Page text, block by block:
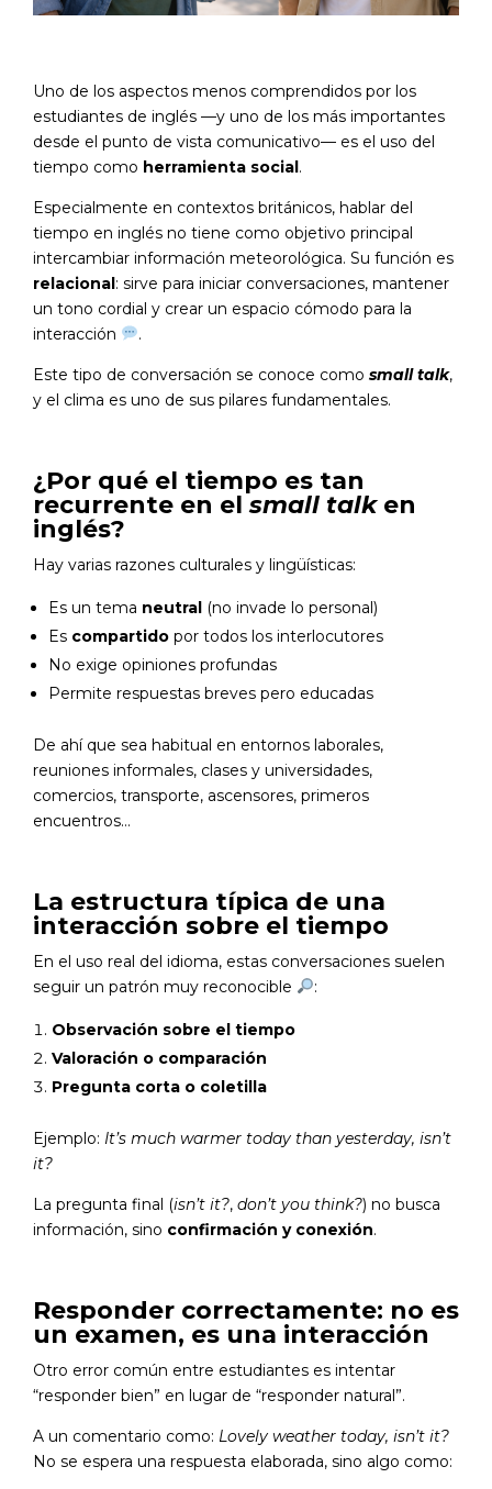
Uno de los aspectos menos comprendidos por los
estudiantes de inglés —y uno de los más importantes
desde el punto de vista comunicativo— es el uso del
tiempo como herramienta social.
Especialmente en contextos británicos, hablar del
tiempo en inglés no tiene como objetivo principal
intercambiar información meteorológica. Su función es
relacional: sirve para iniciar conversaciones, mantener
un tono cordial y crear un espacio cómodo para la
interacción
.
Este tipo de conversación se conoce como small talk,
y el clima es uno de sus pilares fundamentales.
¿Por qué el tiempo es tan
recurrente en elsmall talken
inglés?
Hay varias razones culturales y lingüísticas:
Es un tema neutral (no invade lo personal)
Es compartido por todos los interlocutores
No exige opiniones profundas
Permite respuestas breves pero educadas
De ahí que sea habitual en entornos laborales,
reuniones informales, clases y universidades,
comercios, transporte, ascensores, primeros
encuentros…
La estructura típica de una
interacción sobre el tiempo
En el uso real del idioma, estas conversaciones suelen
seguir un patrón muy reconocible
:
Observación sobre el tiempo
Valoración o comparación
Pregunta corta o coletilla
Ejemplo: It’s much warmer today than yesterday, isn’t
it?
La pregunta final (isn’t it?, don’t you think?) no busca
información, sino confirmación y conexión.
Responder correctamente: no es
un examen, es una interacción
Otro error común entre estudiantes es intentar
“responder bien” en lugar de “responder natural”.
A un comentario como: Lovely weather today, isn’t it?
No se espera una respuesta elaborada, sino algo como: